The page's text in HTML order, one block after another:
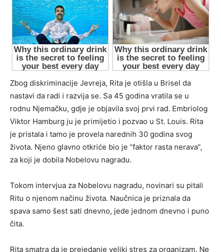
Zbog diskriminacije Jevreja, Rita je otišla u Brisel da
nastavi da radi i razvija se. Sa 45 godina vratila se u
rodnu Njemačku, gdje je objavila svoj prvi rad. Embriolog
Viktor Hamburg ju je primijetio i pozvao u St. Louis. Rita
je pristala i tamo je provela narednih 30 godina svog
života. Njeno glavno otkriće bio je “faktor rasta nerava”,
za koji je dobila Nobelovu nagradu.
Tokom intervjua za Nobelovu nagradu, novinari su pitali
Ritu o njenom načinu života. Naučnica je priznala da
spava samo šest sati dnevno, jede jednom dnevno i puno
čita.
Rita smatra da je prejedanje veliki stres za organizam. Ne